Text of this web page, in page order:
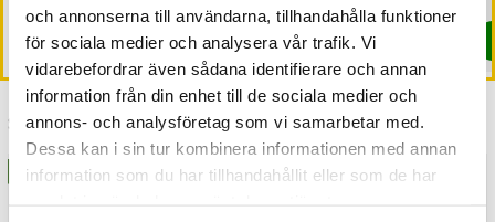
och annonserna till användarna, tillhandahålla funktioner
för sociala medier och analysera vår trafik. Vi
vidarebefordrar även sådana identifierare och annan
information från din enhet till de sociala medier och
annons- och analysföretag som vi samarbetar med.
Dessa kan i sin tur kombinera informationen med annan
information som du har tillhandahållit eller som de har
Köp
Köp
Senast besökta
BÄSTSÄLJARE BÄSTSÄLJARE